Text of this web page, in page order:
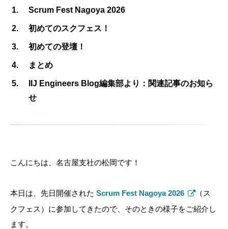
Scrum Fest Nagoya 2026
初めてのスクフェス！
初めての登壇！
まとめ
IIJ Engineers Blog編集部より：関連記事のお知ら
せ
こんにちは、名古屋支社の松岡です！
本日は、先日開催された Scrum Fest Nagoya 2026
（ス
クフェス）に参加してきたので、そのときの様子をご紹介し
ます。